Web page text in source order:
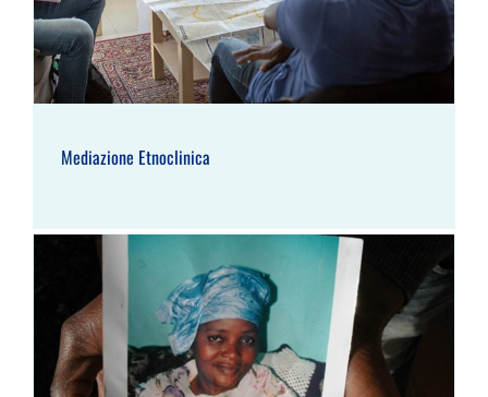
Mediazione Etnoclinica